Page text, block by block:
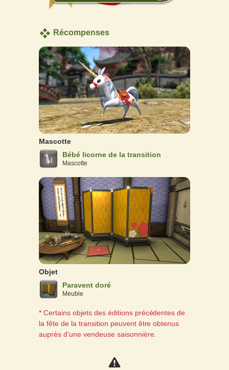
Récompenses
Mascotte
Bébé licorne de la transition
Mascotte
Objet
Paravent doré
Meuble
* Certains objets des éditions précédentes de
la fête de la transition peuvent être obtenus
auprès d'une vendeuse saisonnière.